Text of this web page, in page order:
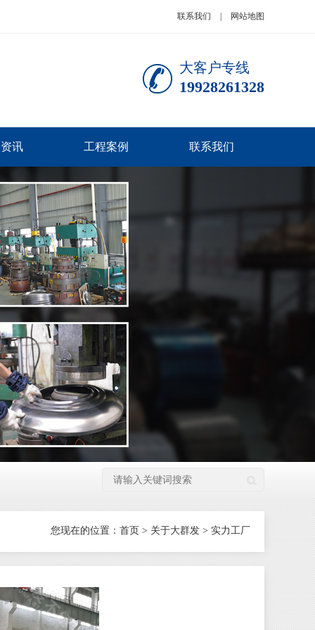
联系我们 网站地图
大客户专线
19928261328
讯 工程案例 联系我们
您现在的位置： 首页 > 关于大群发 > 实力工厂